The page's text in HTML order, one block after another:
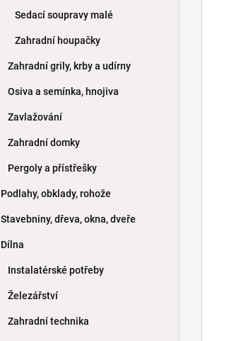
Sedací soupravy malé
Zahradní houpačky
Zahradní grily, krby a udírny
Osiva a semínka, hnojiva
Zavlažování
Zahradní domky
Pergoly a přístřešky
Podlahy, obklady, rohože
Stavebniny, dřeva, okna, dveře
Dílna
Instalatérské potřeby
Železářství
Zahradní technika